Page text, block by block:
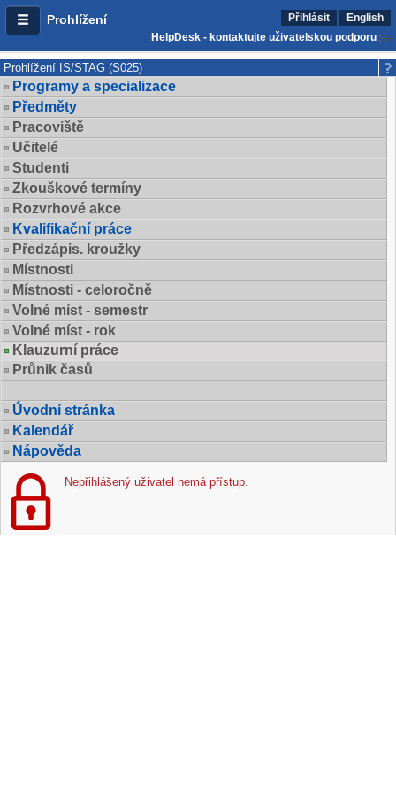
Prohlížení Přihlásit
English
HelpDesk - kontaktujte uživatelskou podporu
Prohlížení IS/STAG (S025)
Programy a specializace
Předměty
Pracoviště
Učitelé
Studenti
Zkouškové termíny
Rozvrhové akce
Kvalifikační práce
Předzápis. kroužky
Místnosti
Místnosti - celoročně
Volné míst - semestr
Volné míst - rok
Klauzurní práce
Průnik časů
Úvodní stránka
Kalendář
Nápověda
Nepřihlášený uživatel nemá přístup.